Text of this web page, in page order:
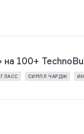
100+
СИМПЛ ЧАРДЖ